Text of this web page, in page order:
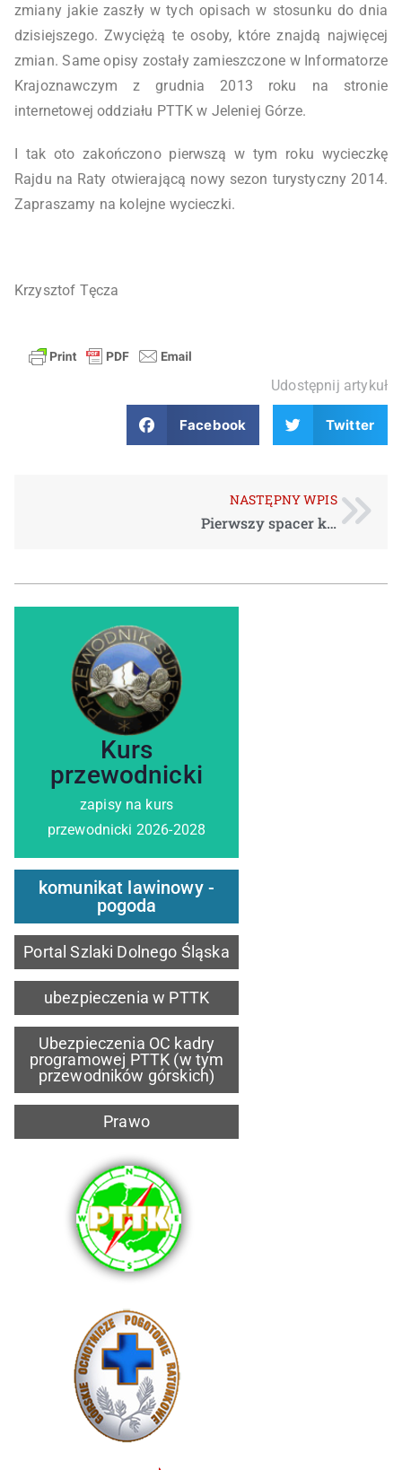
zmiany jakie zaszły w tych opisach w stosunku do dnia
dzisiejszego. Zwyciężą te osoby, które znajdą najwięcej
zmian. Same opisy zostały zamieszczone w Informatorze
Krajoznawczym z grudnia 2013 roku na stronie
internetowej oddziału PTTK w Jeleniej Górze.
I tak oto zakończono pierwszą w tym roku wycieczkę
Rajdu na Raty otwierającą nowy sezon turystyczny 2014.
Zapraszamy na kolejne wycieczki.
Krzysztof Tęcza
Udostępnij artykuł
Facebook Twitter
NASTĘPNY WPIS
Pierwszy spacer krajoznawczy 2014 – Czerwoną Doliną
Kurs
przewodnicki
zapisy na kurs
przewodnicki 2026-2028
zobacz szczegóły
komunikat lawinowy -
pogoda
Portal Szlaki Dolnego Śląska
ubezpieczenia w PTTK
Ubezpieczenia OC kadry
programowej PTTK (w tym
przewodników górskich)
Prawo